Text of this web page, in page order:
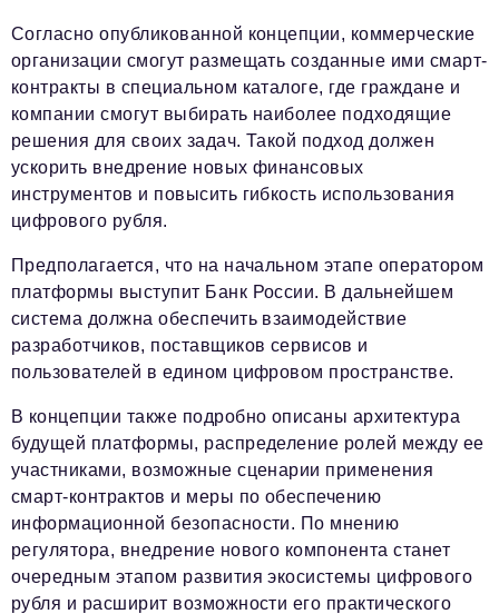
Согласно опубликованной концепции, коммерческие
организации смогут размещать созданные ими смарт-
контракты в специальном каталоге, где граждане и
компании смогут выбирать наиболее подходящие
решения для своих задач. Такой подход должен
ускорить внедрение новых финансовых
инструментов и повысить гибкость использования
цифрового рубля.
Предполагается, что на начальном этапе оператором
платформы выступит Банк России. В дальнейшем
система должна обеспечить взаимодействие
разработчиков, поставщиков сервисов и
пользователей в едином цифровом пространстве.
В концепции также подробно описаны архитектура
будущей платформы, распределение ролей между ее
участниками, возможные сценарии применения
смарт-контрактов и меры по обеспечению
информационной безопасности. По мнению
регулятора, внедрение нового компонента станет
очередным этапом развития экосистемы цифрового
рубля и расширит возможности его практического